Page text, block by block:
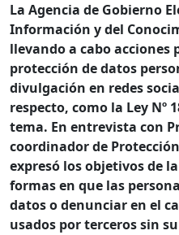
La Agencia de Gobierno
Información y del
llevando a cabo acciones
protección de datos
divulgación en redes
respecto, como la Ley Nº
tema. En entrevista con
coordinador de
expresó los objetivos de
formas en que las
datos o denunciar en el
usados por terceros sin